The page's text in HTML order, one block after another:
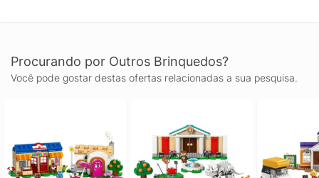
Procurando por Outros Brinquedos?
Você pode gostar destas ofertas relacionadas a sua pesquisa.